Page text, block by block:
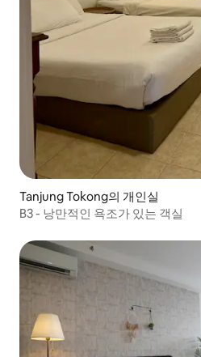
Tanjung Tokong의 개인실
B3 - 낭만적인 욕조가 있는 객실